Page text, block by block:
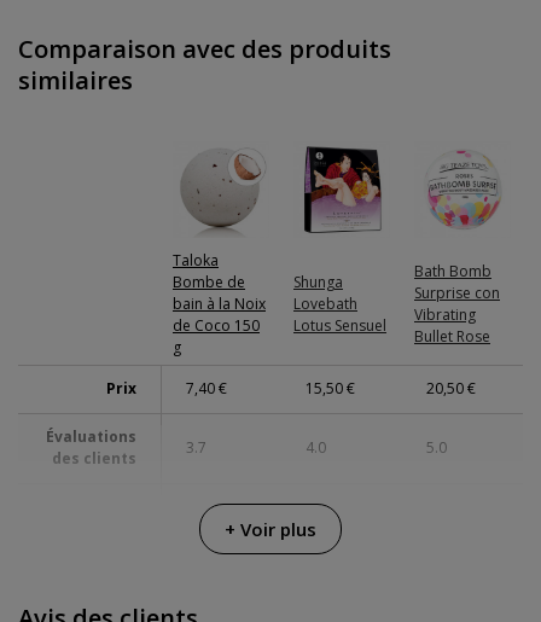
Comparaison avec des produits
similaires
Taloka
Bombe de
bain à la Noix
de Coco 150
g
Shunga
Lovebath
Lotus Sensuel
Bath Bomb
Surprise con
Vibrating
Bullet Rose
Prix 7,40 € 15,50 € 20,50 €
Évaluations
des clients
3.7 4.0 5.0
Diverty
Sex
Shunga
+ Voir plus